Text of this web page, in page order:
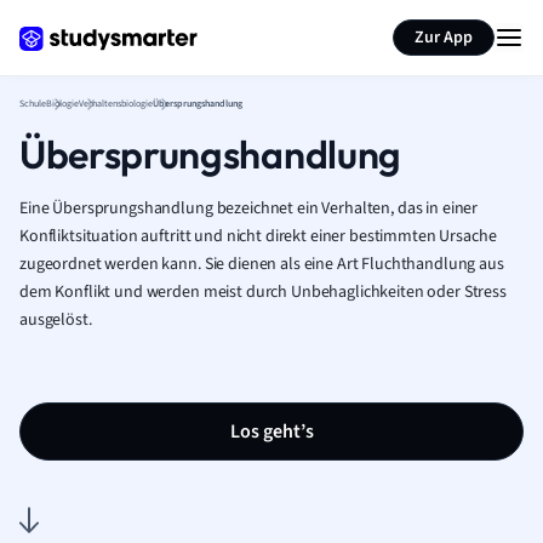
Zur App
SchuleBiologieVerhaltensbiologieÜbersprungshandlung
Übersprungshandlung
Eine Übersprungshandlung bezeichnet ein Verhalten, das in einer
Konfliktsituation auftritt und nicht direkt einer bestimmten Ursache
zugeordnet werden kann. Sie dienen als eine Art Fluchthandlung aus
dem Konflikt und werden meist durch Unbehaglichkeiten oder Stress
ausgelöst.
Los geht’s
Seite zusammenfassen